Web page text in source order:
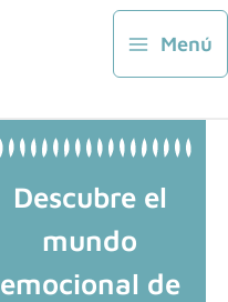
Menú
Descubre el
mundo
emocional de